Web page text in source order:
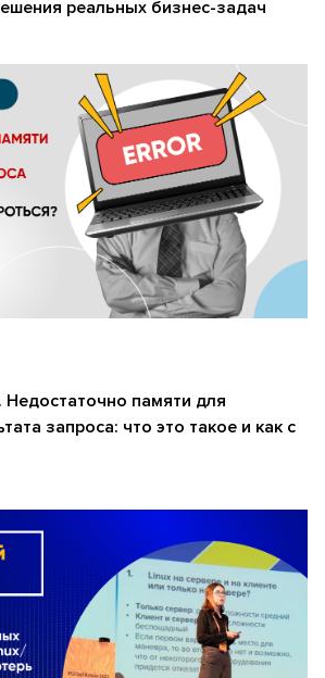
реальных бизнес-задач
Недостаточно памяти для
запроса: что это такое и как с